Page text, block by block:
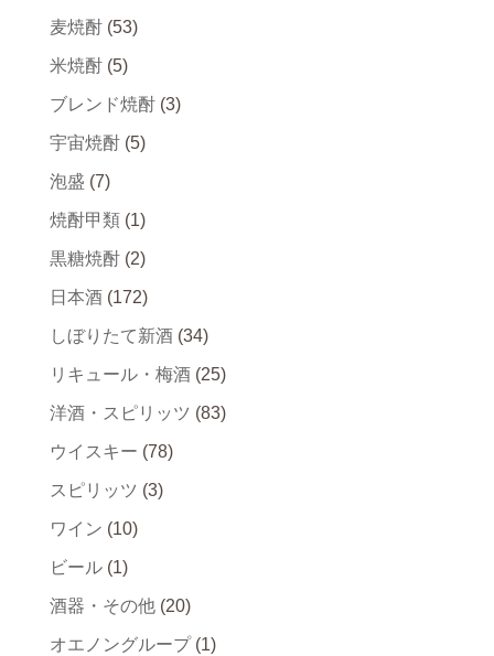
麦焼酎 (53)
米焼酎 (5)
ブレンド焼酎 (3)
宇宙焼酎 (5)
泡盛 (7)
焼酎甲類 (1)
黒糖焼酎 (2)
日本酒 (172)
しぼりたて新酒 (34)
リキュール・梅酒 (25)
洋酒・スピリッツ (83)
ウイスキー (78)
スピリッツ (3)
ワイン (10)
ビール (1)
酒器・その他 (20)
オエノングループ (1)